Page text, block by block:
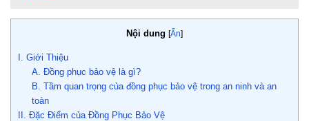
Nội dung [Ẩn]
I. Giới Thiệu
A. Đồng phục bảo vệ là gì?
B. Tầm quan trọng của đồng phục bảo vệ trong an ninh và an
toàn
II. Đặc Điểm của Đồng Phục Bảo Vệ